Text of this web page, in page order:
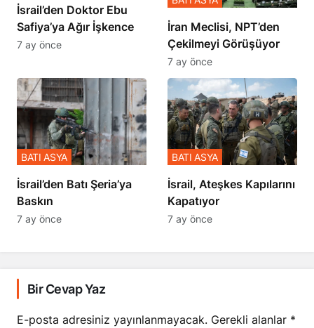
İsrail’den Doktor Ebu
Safiya’ya Ağır İşkence
7 ay önce
İran Meclisi, NPT’den
Çekilmeyi Görüşüyor
7 ay önce
​​​​​​​İsrail’den Batı Şeria’ya
Baskın
BATI ASYA
7 ay önce
İsrail, Ateşkes Kapılarını
Kapatıyor
BATI ASYA
7 ay önce
Bir Cevap Yaz
E-posta adresiniz yayınlanmayacak. Gerekli alanlar *